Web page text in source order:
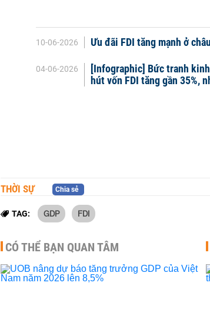
10-06-2026 Ưu đãi FDI tăng mạnh ở
04-06-2026
[Infographic] Bức tranh
hút vốn FDI tăng gần 35%,
THỜI SỰ Chia sẻ
TAG: GDP FDI
CÓ THỂ BẠN QUAN TÂM